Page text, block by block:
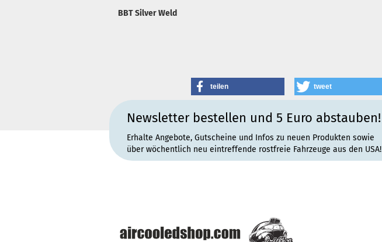
BBT Silver Weld
teilen tweet
Newsletter bestellen und 5 Euro abstauben!
Erhalte Angebote, Gutscheine und Infos zu neuen Produkten sowie
über wöchentlich neu eintreffende rostfreie Fahrzeuge aus den USA!